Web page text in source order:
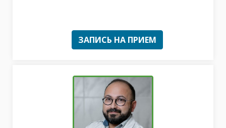
ЗАПИСЬ НА ПРИЕМ